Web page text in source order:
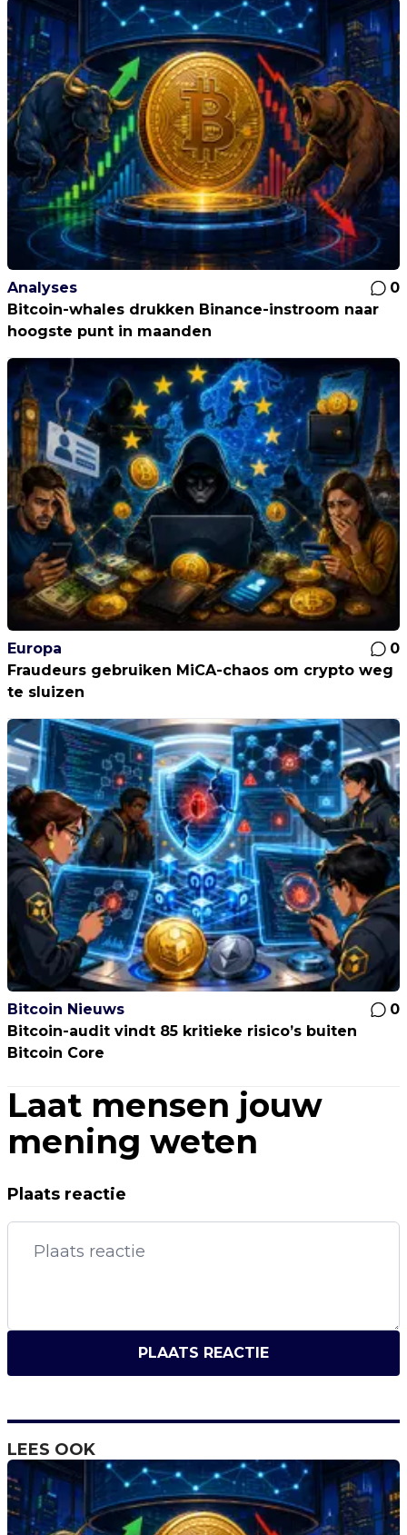
Analyses
0
Bitcoin-whales drukken Binance-instroom naar
hoogste punt in maanden
Europa
0
Fraudeurs gebruiken MiCA-chaos om crypto weg
te sluizen
Bitcoin Nieuws
0
Bitcoin-audit vindt 85 kritieke risico’s buiten
Bitcoin Core
Laat mensen jouw
mening weten
Plaats reactie
PLAATS REACTIE
LEES OOK